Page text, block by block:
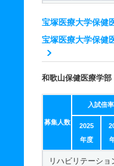
柔道整復学科 一
15人 － 1
柔道整復学科 一
－
柔道整復学科 一
15人 －
宝塚医療大学保健
宝塚医療大学保健
和歌山保健医療学部
募集人数
入試倍率
2025
年度
リハビリテーシ